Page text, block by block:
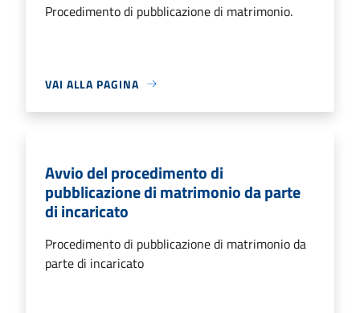
Procedimento di pubblicazione di matrimonio.
VAI ALLA PAGINA
Avvio del procedimento di
pubblicazione di matrimonio da parte
di incaricato
Procedimento di pubblicazione di matrimonio da
parte di incaricato